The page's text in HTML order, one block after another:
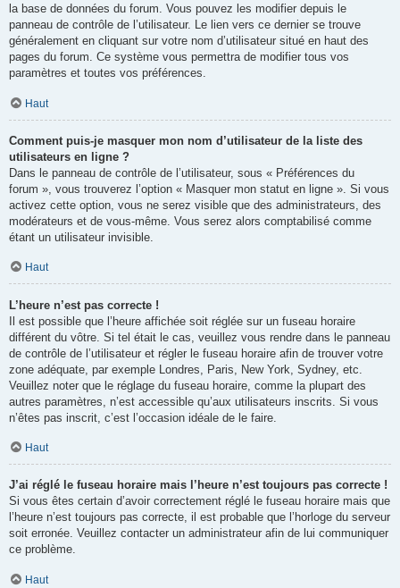
la base de données du forum. Vous pouvez les modifier depuis le
panneau de contrôle de l’utilisateur. Le lien vers ce dernier se trouve
généralement en cliquant sur votre nom d’utilisateur situé en haut des
pages du forum. Ce système vous permettra de modifier tous vos
paramètres et toutes vos préférences.
Haut
Comment puis-je masquer mon nom d’utilisateur de la liste des
utilisateurs en ligne ?
Dans le panneau de contrôle de l’utilisateur, sous « Préférences du
forum », vous trouverez l’option « Masquer mon statut en ligne ». Si vous
activez cette option, vous ne serez visible que des administrateurs, des
modérateurs et de vous-même. Vous serez alors comptabilisé comme
étant un utilisateur invisible.
Haut
L’heure n’est pas correcte !
Il est possible que l’heure affichée soit réglée sur un fuseau horaire
différent du vôtre. Si tel était le cas, veuillez vous rendre dans le panneau
de contrôle de l’utilisateur et régler le fuseau horaire afin de trouver votre
zone adéquate, par exemple Londres, Paris, New York, Sydney, etc.
Veuillez noter que le réglage du fuseau horaire, comme la plupart des
autres paramètres, n’est accessible qu’aux utilisateurs inscrits. Si vous
n’êtes pas inscrit, c’est l’occasion idéale de le faire.
Haut
J’ai réglé le fuseau horaire mais l’heure n’est toujours pas correcte !
Si vous êtes certain d’avoir correctement réglé le fuseau horaire mais que
l’heure n’est toujours pas correcte, il est probable que l’horloge du serveur
soit erronée. Veuillez contacter un administrateur afin de lui communiquer
ce problème.
Haut